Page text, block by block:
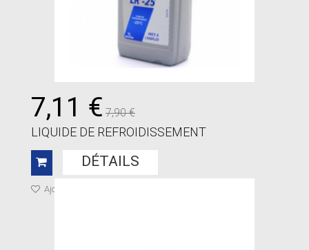
7,11 € 7,90 €
LIQUIDE DE REFROIDISSEMENT
DÉTAILS
Ajouter à ma liste de cadeaux